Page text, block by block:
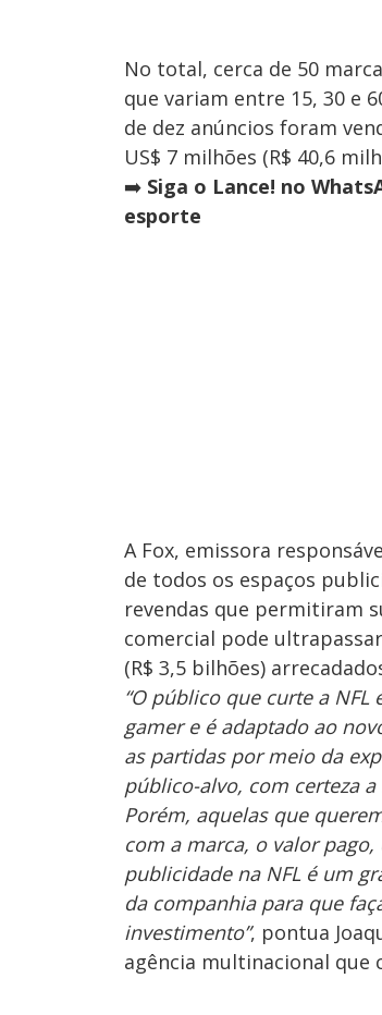
No total, cerca de 50
que variam entre 15, 30 e
de dez anúncios foram
US$ 7 milhões (R$ 40,6
➡️ Siga o Lance! no
esporte
A Fox, emissora
de todos os espaços
revendas que permitiram
comercial pode
(R$ 3,5 bilhões)
“O público que curte a
gamer e é adaptado ao
as partidas por meio da
público-alvo, com certeza
Porém, aquelas que
com a marca, o valor
publicidade na NFL é um
da companhia para que
investimento”, pontua
agência multinacional que